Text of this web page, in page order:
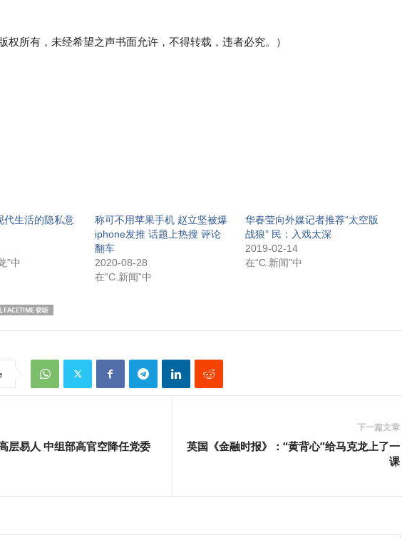
权所有，未经希望之声书面允许，不得转载，违者必究。）
代生活的隐私意
”中
称可不用苹果手机 赵立坚被爆
iphone发推 话题上热搜 评论
翻车
2020-08-28
在“C.新闻”中
华春莹向外媒记者推荐“太空版
战狼” 民：入戏太深
2019-02-14
在“C.新闻”中
FACETIME 窃听
层易人 中组部高官空降任党委
下一篇文章
英国《金融时报》：“黄背心”给马克龙上了一
课